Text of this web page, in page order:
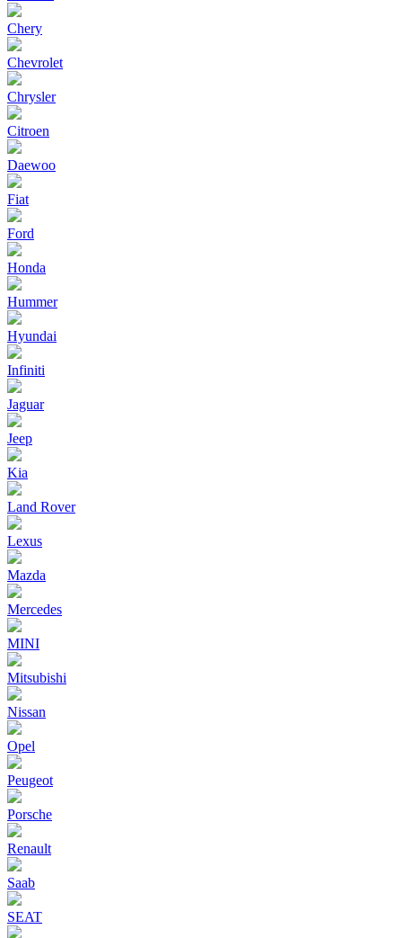
Chery
Chevrolet
Chrysler
Citroen
Daewoo
Fiat
Ford
Honda
Hummer
Hyundai
Infiniti
Jaguar
Jeep
Kia
Land Rover
Lexus
Mazda
Mercedes
MINI
Mitsubishi
Nissan
Opel
Peugeot
Porsche
Renault
Saab
SEAT